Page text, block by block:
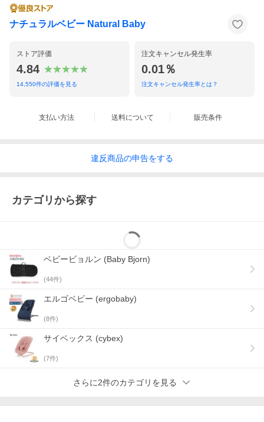
コチラからご覧ください
ナチュラルベビー Natural Baby
ストア評価
4.84
14,550件の評価を見る
注文キャンセル発生率
0.01％
注文キャンセル発生率とは？
支払い方法 送料について 販売条件
違反商品の申告をする
カテゴリから探す
ベビービョルン (Baby Bjorn)
(44件)
エルゴベビー (ergobaby)
(8件)
サイベックス (cybex)
(7件)
さらに2件のカテゴリを見る